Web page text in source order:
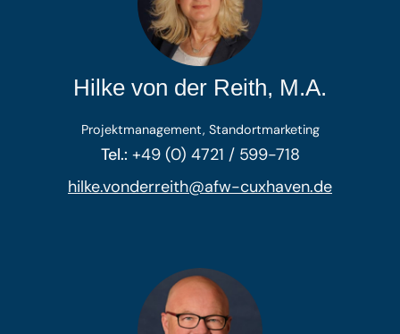
Hilke von der Reith, M.A.
Projektmanagement, Standortmarketing
Tel.: +49 (0) 4721 / 599-718
hilke.vonderreith@afw-cuxhaven.de